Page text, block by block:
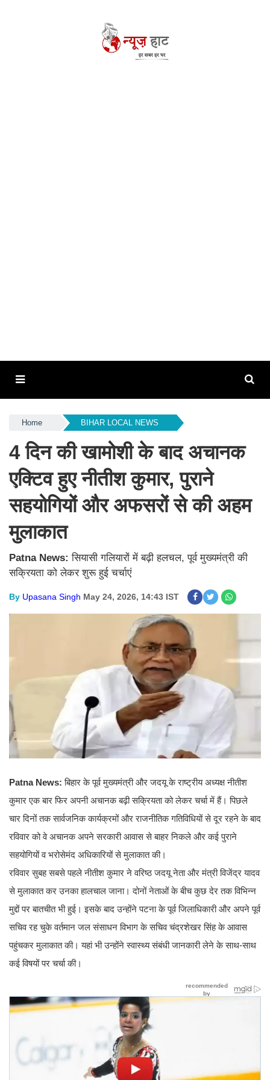
Home BIHAR LOCAL NEWS
4 दिन की खामोशी के बाद अचानक
एक्टिव हुए नीतीश कुमार, पुराने
सहयोगियों और अफसरों से की अहम
मुलाकात
Patna News:सियासी गलियारों में बढ़ी हलचल, पूर्व मुख्यमंत्री की
सक्रियता को लेकर शुरू हुई चर्चाएं
By Upasana Singh May 24, 2026, 14:43 IST
Patna News:बिहार के पूर्व मुख्यमंत्री और जदयू के राष्ट्रीय अध्यक्ष नीतीश
कुमार एक बार फिर अपनी अचानक बढ़ी सक्रियता को लेकर चर्चा में हैं। पिछले
चार दिनों तक सार्वजनिक कार्यक्रमों और राजनीतिक गतिविधियों से दूर रहने के बाद
रविवार को वे अचानक अपने सरकारी आवास से बाहर निकले और कई पुराने
सहयोगियों व भरोसेमंद अधिकारियों से मुलाकात की।
रविवार सुबह सबसे पहले नीतीश कुमार ने वरिष्ठ जदयू नेता और मंत्री विजेंद्र यादव
से मुलाकात कर उनका हालचाल जाना। दोनों नेताओं के बीच कुछ देर तक विभिन्न
मुद्दों पर बातचीत भी हुई। इसके बाद उन्होंने पटना के पूर्व जिलाधिकारी और अपने पूर्व
सचिव रह चुके वर्तमान जल संसाधन विभाग के सचिव चंद्रशेखर सिंह के आवास
पहुंचकर मुलाकात की। यहां भी उन्होंने स्वास्थ्य संबंधी जानकारी लेने के साथ-साथ
कई विषयों पर चर्चा की।